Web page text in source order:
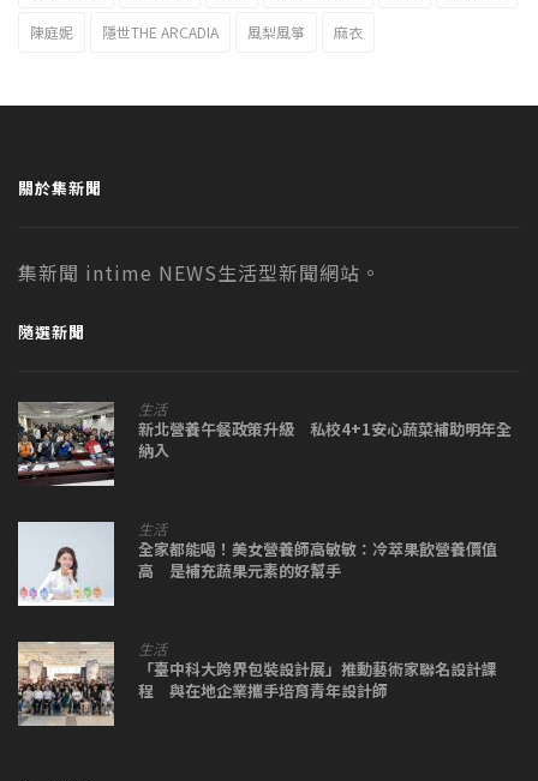
陳庭妮 隱世THE ARCADIA 風梨風箏 麻衣
關於集新聞
集新聞 intime NEWS生活型新聞網站。
隨選新聞
生活
新北營養午餐政策升級 私校4+1安心蔬菜補助明年全
納入
生活
全家都能喝！美女營養師高敏敏：冷萃果飲營養價值
高 是補充蔬果元素的好幫手
生活
「臺中科大跨界包裝設計展」推動藝術家聯名設計課
程 與在地企業攜手培育青年設計師